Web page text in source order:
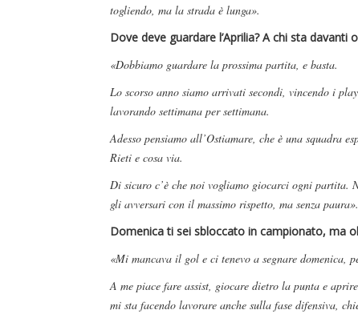
togliendo, ma la strada è lunga».
Dove deve guardare l’Aprilia? A chi sta davanti
«Dobbiamo guardare la prossima partita, e basta.
Lo scorso anno siamo arrivati secondi, vincendo i
lavorando settimana per settimana.
Adesso pensiamo all’Ostiamare, che è una squadra
Rieti e cosa via.
Di sicuro c’è che noi vogliamo giocarci ogni partita.
gli avversari con il massimo rispetto, ma senza paura».
Domenica ti sei sbloccato in campionato, ma
«Mi mancava il gol e ci tenevo a segnare domenica,
A me piace fare assist, giocare dietro la punta e
mi sta facendo lavorare anche sulla fase difensiva,